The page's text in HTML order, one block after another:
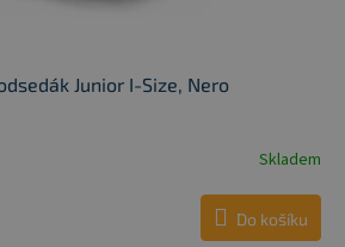
Junior I-Size, Nero
Skladem
Do košíku